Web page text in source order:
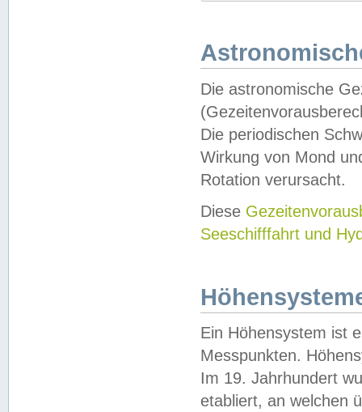
Die astronomische
Die periodischen
Wirkung von Mond
Rotation verursacht.
Diese
Seeschifffahrt und
Ein Höhensystem ist
Messpunkten.
Im 19. Jahrhundert
etabliert, an welchen